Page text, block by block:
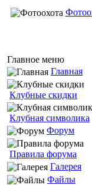
Главное меню
Главная
Клубные скидки
Клубная символика
Форум
Правила форума
Галерея
Файлы